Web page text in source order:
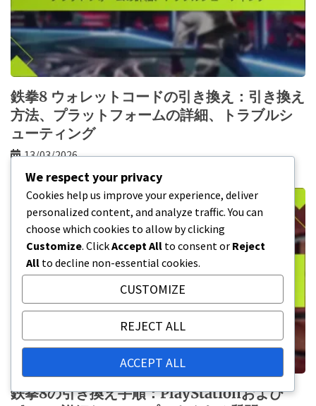
鉄拳8 ウォレットコードの引き換え：引き換え
方法、プラットフォームの詳細、トラブルシ
ューティング
13/03/2026
鉄拳8の引き換え手順：PlayStationおよび
We respect your privacy
Cookies help us improve your experience, deliver
personalized content, and analyze traffic. You can
choose which cookies to allow by clicking
Customize. ClickAccept All to consent or Reject
All to decline non-essential cookies.
CUSTOMIZE
REJECT ALL
ACCEPT ALL